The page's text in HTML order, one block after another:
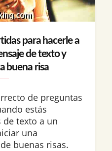
para hacerle a
de texto y
buena risa
de preguntas
estás
de texto a un
una
buenas risas.